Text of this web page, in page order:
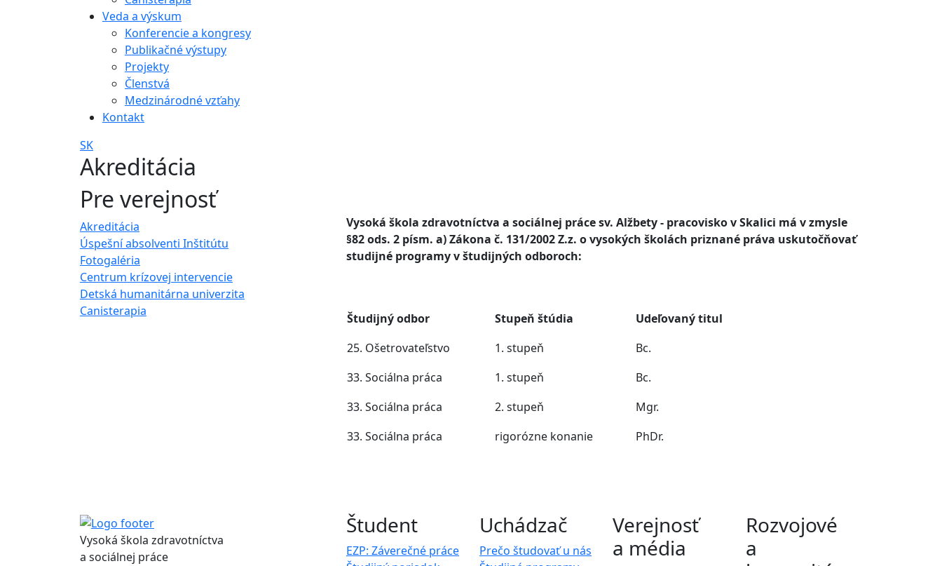
Veda a výskum
Konferencie a kongresy
Publikačné výstupy
Projekty
Členstvá
Medzinárodné vzťahy
Kontakt
SK
Akreditácia
Pre verejnosť
Akreditácia
Úspešní absolventi Inštitútu
Fotogaléria
Centrum krízovej intervencie
Detská humanitárna univerzita
Canisterapia
Vysoká škola zdravotníctva a sociálnej práce sv. Alžbety - pracovisko v Skalici má v zmysle
§82 ods. 2 písm. a) Zákona č. 131/2002 Z.z. o vysokých školách priznané práva uskutočňovať
studijné programy v študijných odboroch:
Študijný odbor Stupeň štúdia
Udeľovaný titul
25. Ošetrovateľstvo
1. stupeň
Bc.
33. Sociálna práca
1. stupeň
Bc.
33. Sociálna práca
2. stupeň
Mgr.
33. Sociálna práca
rigorózne konanie PhDr.
Vysoká škola zdravotníctva
a sociálnej práce
Študent
EZP: Záverečné práce
Uchádzač
Prečo študovať u nás
Verejnosť
a média
Rozvojové
a